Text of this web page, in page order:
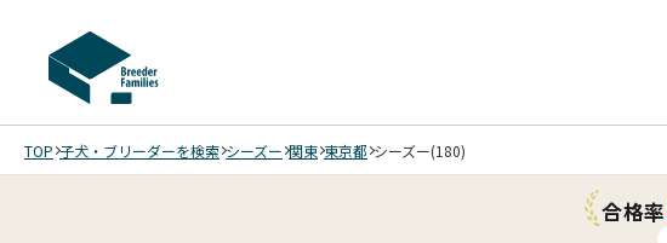
TOP 子犬・ブリーダーを検索 シーズー 関東 東京都 シーズー(180)
合格率